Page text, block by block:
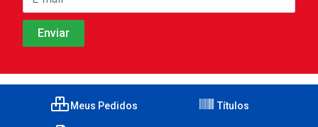
Meus Pedidos Títulos